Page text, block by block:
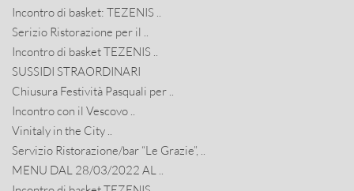
Incontro di basket: TEZENIS ..
Serizio Ristorazione per il ..
Incontro di basket TEZENIS ..
SUSSIDI STRAORDINARI
Chiusura Festività Pasquali per ..
Incontro con il Vescovo ..
Vinitaly in the City ..
Servizio Ristorazione/bar “Le Grazie”, ..
MENU DAL 28/03/2022 AL ..